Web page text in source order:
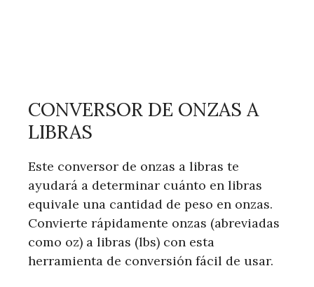
CONVERSOR DE ONZAS A
LIBRAS
Este conversor de onzas a libras te
ayudará a determinar cuánto en libras
equivale una cantidad de peso en onzas.
Convierte rápidamente onzas (abreviadas
como oz) a libras (lbs) con esta
herramienta de conversión fácil de usar.